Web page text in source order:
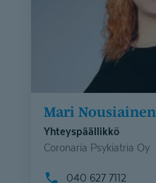
Mari Nousiainen
Yhteyspäällikkö
Coronaria Psykiatria Oy
040 627 7112